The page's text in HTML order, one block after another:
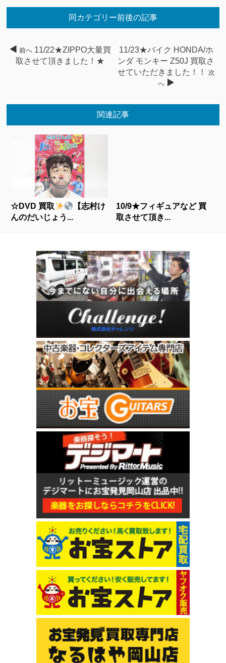
同カテゴリー前後の記事
前へ 11/22★ZIPPO大量買
取させて頂きました！★
11/23★バイク HONDA/ホ
ンダ モンキー Z50J 買取さ
せていただきました！！
次
へ
関連記事
☆DVD 買取
【志村け
んのだいじょう...
10/9★フィギュアなど 買
取させて頂き...